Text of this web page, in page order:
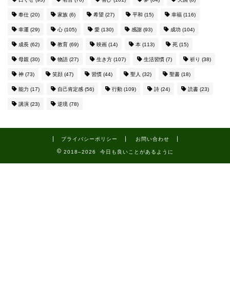
奉仕 (20) 家族 (6) 希望 (27) 平和 (15) 幸福 (116)
幸運 (29) 心 (105) 愛 (130) 感謝 (93) 成功 (104)
成長 (62) 教育 (69) 映画 (14) 本 (113) 死 (15)
母親 (30) 物語 (27) 生き方 (107) 生活習慣 (7) 祈り (38)
神 (73) 笑顔 (47) 習慣 (44) 聖人 (32) 聖書 (18)
能力 (17) 自己肯定感 (56) 行動 (109) 詩 (24) 読書 (23)
講演 (23) 逆境 (78)
プライバシーポリシー お問い合わせ
2018–2026 今日も良いことがあるように